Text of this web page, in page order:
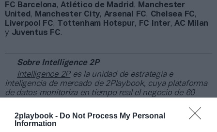
2playbook - Do Not Process My Personal
Information
FC Barcelona,Atlético de Madrid , Manchester
United , Manchester City, Arsenal FC, Chelsea FC,
Liverpool FC, Tottenham Hotspur, FC Inter,AC Milan
y Juventus FC.
Sobre Intelligence 2P
Intelligence 2Pes la unidad de estrategia e
inteligencia de mercado de 2Playbook, cuya plataforma
de datos monitoriza en tiempo real el negocio de 60
clubes de ligas europeas; 22 clubes de ACB y Primera
FEB.